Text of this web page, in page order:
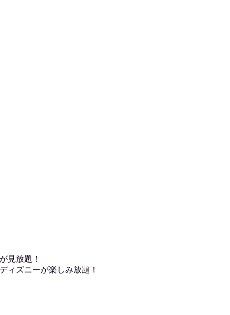
見放題！
ィズニーが楽しみ放題！